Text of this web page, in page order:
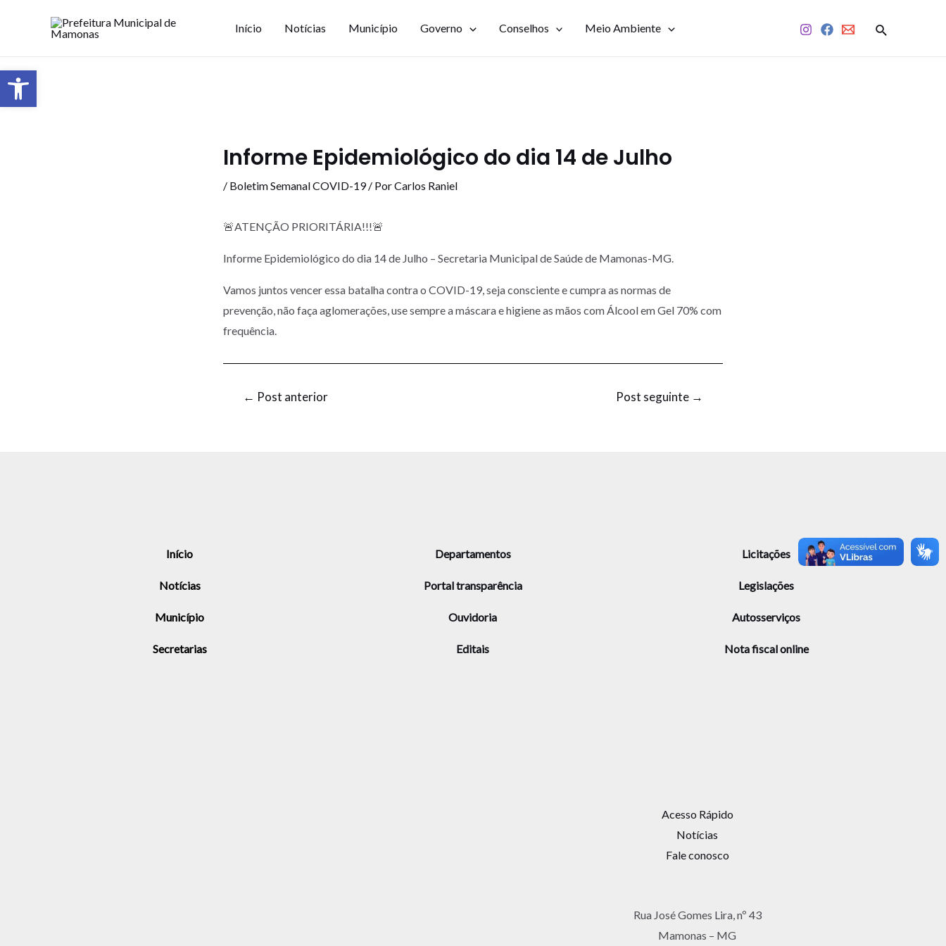
Início Notícias Município Governo Conselhos Meio Ambiente
Informe Epidemiológico do dia 14 de Julho
/ Boletim Semanal COVID-19/ PorCarlos Raniel
🚨ATENÇÃO PRIORITÁRIA!!!🚨
Informe Epidemiológico do dia 14 de Julho – Secretaria Municipal de Saúde de Mamonas-MG.
Vamos juntos vencer essa batalha contra o COVID-19, seja consciente e cumpra as normas de
prevenção, não faça aglomerações, use sempre a máscara e higiene as mãos com Álcool em Gel 70% com
frequência.
← Post anterior Post seguinte →
Início
Notícias
Município
Secretarias
Departamentos
Portal transparência
Ouvidoria
Editais
Licitações
Legislações
Autosserviços
Nota fiscal online
Acesso Rápido
Notícias
Fale conosco
Rua José Gomes Lira, nº 43
Mamonas – MG
Barra de Ferramentas Aberta